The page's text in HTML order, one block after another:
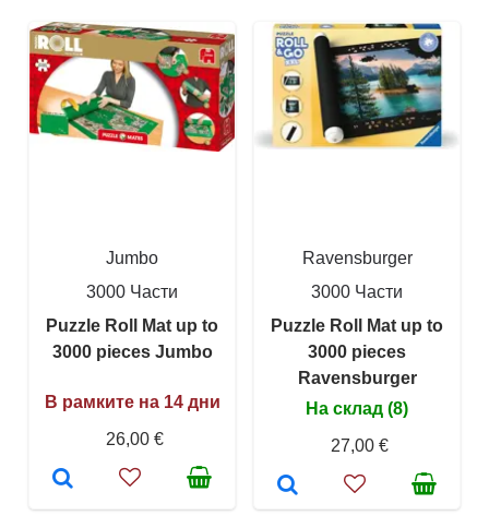
Jumbo
3000 Части
Puzzle Roll Mat up to
3000 pieces Jumbo
В рамките на 14 дни
26,00 €
Ravensburger
3000 Части
Puzzle Roll Mat up to
3000 pieces
Ravensburger
На склад (8)
27,00 €